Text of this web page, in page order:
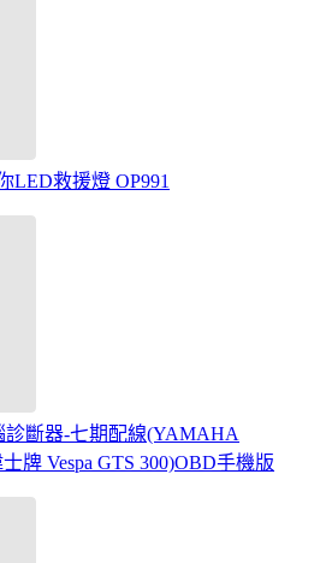
LED救援燈 OP991
診斷器-七期配線(YAMAHA
牌 Vespa GTS 300)OBD手機版